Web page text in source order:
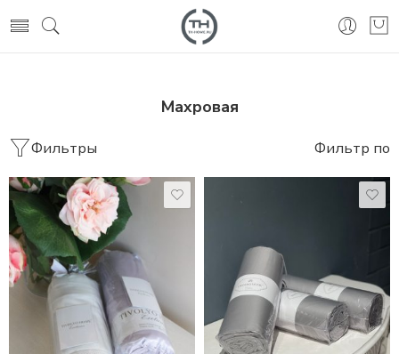
Махровая
Фильтры Фильтр по
100*200 СМ
100*200 СМ